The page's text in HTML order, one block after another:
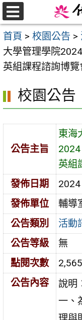
跳
至
主
要
內
首頁 > 校園公告 >
大學管理學院
英組課程諮詢博覽
校園公告
公告主旨
東海
英組
發佈日期
2024
發佈單位
輔導
公告類別
活動
公告等級
無
點閱次數
2,565
公告內容
說明
一、
選
單